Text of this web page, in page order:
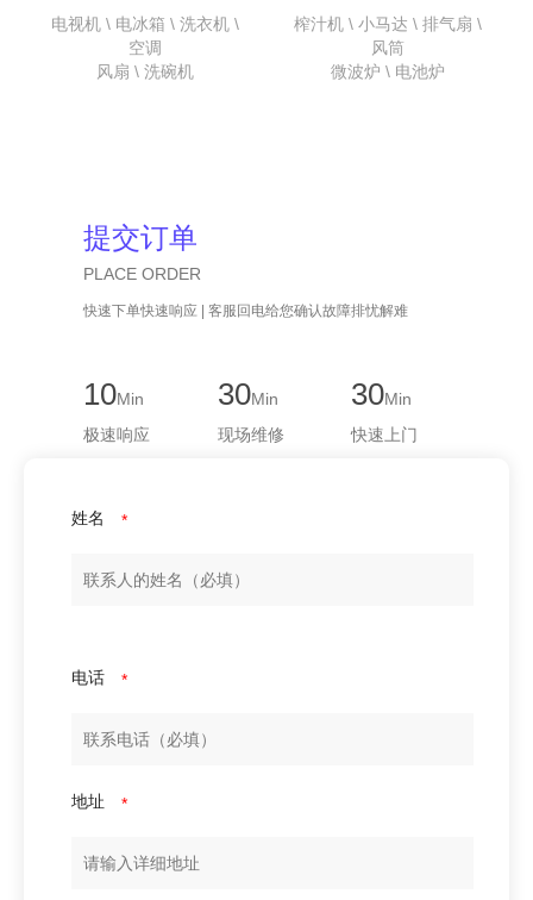
电视机 \ 电冰箱 \ 洗衣机 \
空调
风扇 \ 洗碗机
榨汁机 \ 小马达 \ 排气扇 \
风筒
微波炉 \ 电池炉
提交订单
PLACE ORDER
快速下单快速响应 | 客服回电给您确认故障排忧解难
10Min
极速响应
30Min
现场维修
30Min
快速上门
姓名 *
电话 *
地址 *